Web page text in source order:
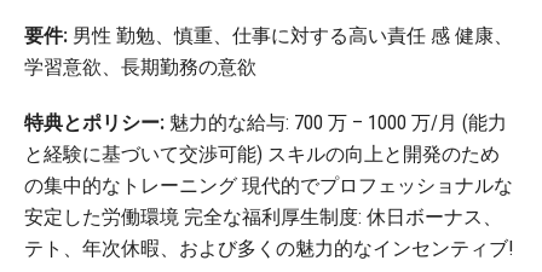
要件: 男性 勤勉、慎重、仕事に対する高い責任 感 健康、
学習意欲、長期勤務の意欲
特典とポリシー: 魅力的な給与: 700 万 – 1000 万/月 (能力
と経験に基づいて交渉可能) スキルの向上と開発のため
の集中的なトレーニング 現代的でプロフェッショナルな
安定した労働環境 完全な福利厚生制度: 休日ボーナス、
テト、年次休暇、および多くの魅力的なインセンティブ!